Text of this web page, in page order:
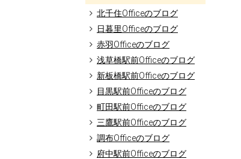
北千住Officeのブログ
日暮里Officeのブログ
赤羽Officeのブログ
浅草橋駅前Officeのブログ
新板橋駅前Officeのブログ
目黒駅前Officeのブログ
町田駅前Officeのブログ
三鷹駅前Officeのブログ
調布Officeのブログ
府中駅前Officeのブログ